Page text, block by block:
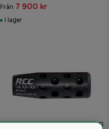
Från 7 900 kr
I lager